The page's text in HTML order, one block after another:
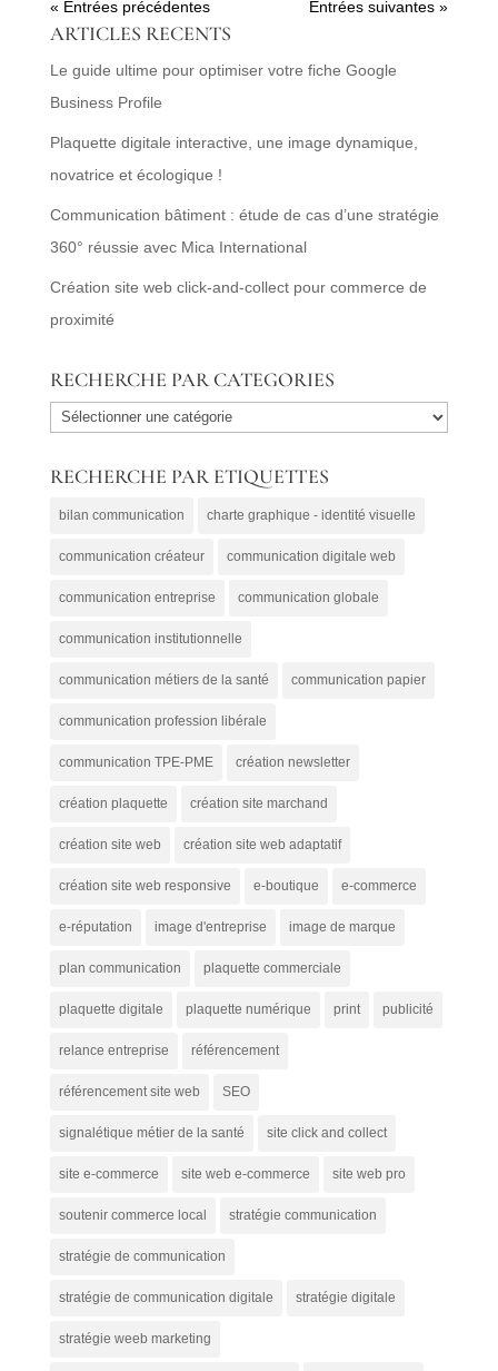
« Entrées précédentes Entrées suivantes »
ARTICLES RECENTS
Le guide ultime pour optimiser votre fiche Google
Business Profile
Plaquette digitale interactive, une image dynamique,
novatrice et écologique !
Communication bâtiment : étude de cas d’une stratégie
360° réussie avec Mica International
Création site web click-and-collect pour commerce de
proximité
RECHERCHE PAR CATEGORIES
RECHERCHE
CATEGORIES
RECHERCHE PAR ETIQUETTES
bilan communication charte graphique - identité visuelle
communication créateur communication digitale web
communication entreprise communication globale
communication institutionnelle
communication métiers de la santé communication papier
communication profession libérale
communication TPE-PME création newsletter
création plaquette création site marchand
création site web création site web adaptatif
création site web responsive e-boutique e-commerce
e-réputation image d'entreprise image de marque
plan communication plaquette commerciale
plaquette digitale plaquette numérique print publicité
relance entreprise référencement
référencement site web SEO
signalétique métier de la santé site click and collect
site e-commerce site web e-commerce site web pro
soutenir commerce local stratégie communication
stratégie de communication
stratégie de communication digitale stratégie digitale
stratégie weeb marketing